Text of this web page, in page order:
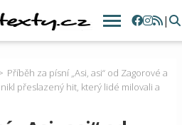
|
Příběh za písní „Asi, asi“ od Zagorové a
přeslazený hit, který lidé milovali a